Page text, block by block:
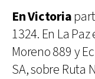
En Victoria
1324. En La
Moreno 889 y
SA, sobre Ruta